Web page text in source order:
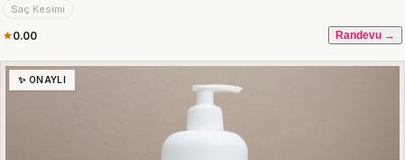
Saç Kesimi
0.00 Randevu →
✨ ONAYLI